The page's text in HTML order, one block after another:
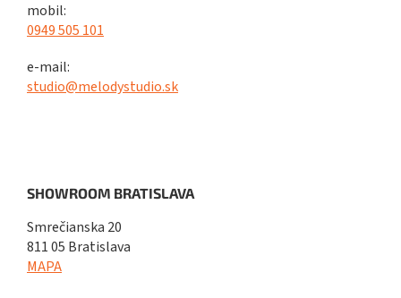
mobil:
0949 505 101
e-mail:
studio@melodystudio.sk
SHOWROOM BRATISLAVA
Smrečianska 20
811 05 Bratislava
MAPA